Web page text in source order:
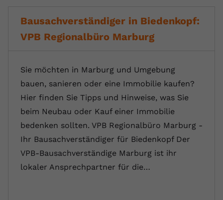
Bausachverständiger in Biedenkopf:
VPB Regionalbüro Marburg
Sie möchten in Marburg und Umgebung
bauen, sanieren oder eine Immobilie kaufen?
Hier finden Sie Tipps und Hinweise, was Sie
beim Neubau oder Kauf einer Immobilie
bedenken sollten. VPB Regionalbüro Marburg -
Ihr Bausachverständiger für Biedenkopf Der
VPB-Bausachverständige Marburg ist ihr
lokaler Ansprechpartner für die…